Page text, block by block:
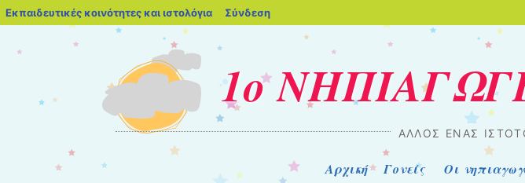
Εκπαιδευτικές κοινότητες και ιστολόγια blogs.sch.gr
Σύνδεση
1ο
ΆΛΛΟΣ ΈΝΑΣ
Μετάβαση στο περιεχόμενο Αρχική Γονείς Οι